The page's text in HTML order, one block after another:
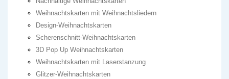
Weihnachtskarten mit Weihnachtsliedern
Design-Weihnachtskarten
Scherenschnitt-Weihnachtskarten
3D Pop Up Weihnachtskarten
Weihnachtskarten mit Laserstanzung
Glitzer-Weihnachtskarten